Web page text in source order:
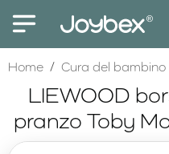
LIEWOOD
pranzo Toby
HomehomeCura del bambino